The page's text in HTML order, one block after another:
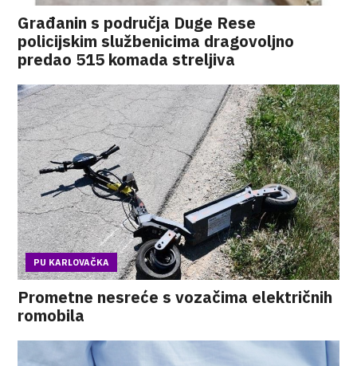
Građanin s područja Duge Rese
policijskim službenicima dragovoljno
predao 515 komada streljiva
PU KARLOVAČKA
Prometne nesreće s vozačima električnih
romobila